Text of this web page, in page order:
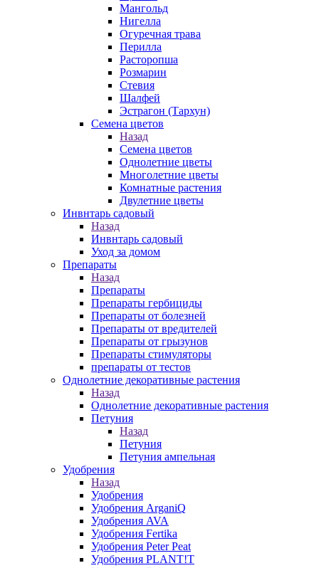
Мангольд
Нигелла
Огуречная трава
Перилла
Расторопша
Розмарин
Стевия
Шалфей
Эстрагон (Тархун)
Семена цветов
Назад
Семена цветов
Однолетние цветы
Многолетние цветы
Комнатные растения
Двулетние цветы
Инвнтарь садовый
Назад
Инвнтарь садовый
Уход за домом
Препараты
Назад
Препараты
Препараты гербициды
Препараты от болезней
Препараты от вредителей
Препараты от грызунов
Препараты стимуляторы
препараты от тестов
Однолетние декоративные растения
Назад
Однолетние декоративные растения
Петуния
Назад
Петуния
Петуния ампельная
Удобрения
Назад
Удобрения
Удобрения ArganiQ
Удобрения AVA
Удобрения Fertika
Удобрения Peter Peat
Удобрения PLANT!T